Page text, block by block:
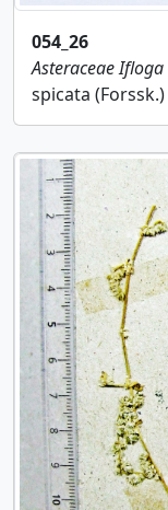
054_26
AsteraceaeIfloga
spicata